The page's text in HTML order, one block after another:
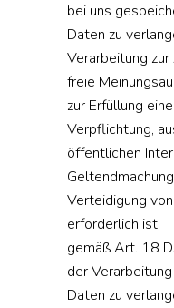
bei uns
Daten zu
Verarbeitung
freie
zur Erfüllung
Verpflichtung,
öffentlichen
Verteidigung
erforderlich ist;
gemäß Art. 18
der
Daten zu